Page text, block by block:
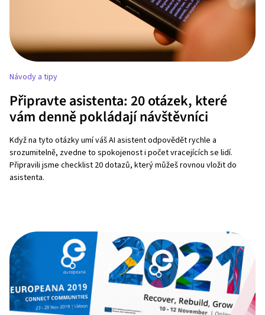
Návody a tipy
Připravte asistenta: 20 otázek, které
vám denně pokládají návštěvníci
Když na tyto otázky umí váš AI asistent odpovědět rychle a
srozumitelně, zvedne to spokojenost i počet vracejících se lidí.
Připravili jsme checklist 20 dotazů, který můžeš rovnou vložit do
asistenta.